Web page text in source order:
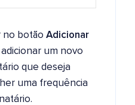
no botão Adicionar
um novo
que deseja
uma frequência